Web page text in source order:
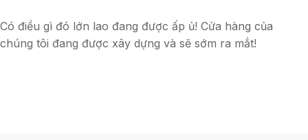
Có điều gì đó lớn lao đang được ấp ủ! Cửa hàng của
chúng tôi đang được xây dựng và sẽ sớm ra mắt!